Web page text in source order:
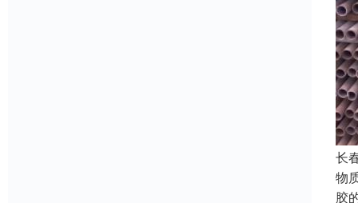
长
物
胶